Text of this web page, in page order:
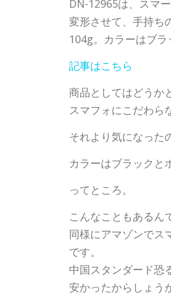
DN-12965は、スマ
変形させて、手持ち
104g。カラーはブラ
記事はこちら
商品としてはどうか
スマフォにこだわら
それより気になった
カラーはブラックと
ってところ。
こんなこともあるん
同様にアマゾンでス
です。
中国スタンダード恐
安かったからしょう